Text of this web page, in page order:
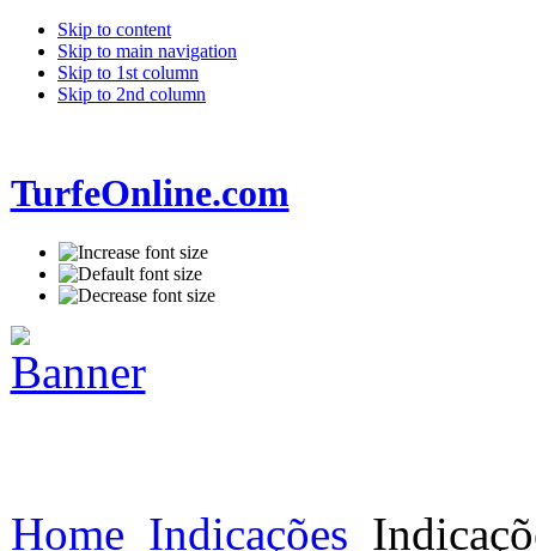
Skip to content
Skip to main navigation
Skip to 1st column
Skip to 2nd column
TurfeOnline.com
Home Indicações